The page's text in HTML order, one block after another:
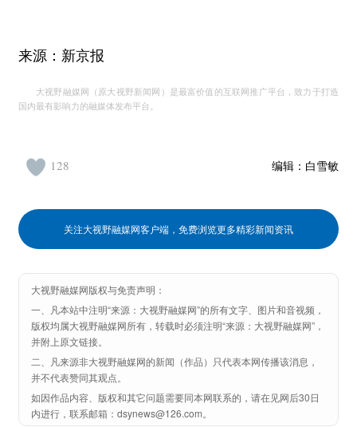
来源：新京报
大视野融媒网（原大视野新闻网）是最富价值的互联网推广平台，致力于打造
国内最有影响力的融媒体发布平台。
编辑： 白雪敏
128
关注大视野融媒网客户端，免费浏览更多精彩新闻资讯
大视野融媒网版权与免责声明：
一、凡本站中注明“来源：大视野融媒网”的所有文字、图片和音视频，
版权均属大视野融媒网所有，转载时必须注明“来源：大视野融媒网”，
并附上原文链接。
二、凡来源非大视野融媒网的新闻（作品）只代表本网传播该消息，
并不代表赞同其观点。
如因作品内容、版权和其它问题需要同本网联系的，请在见网后30日
内进行，联系邮箱：dsynews@126.com。